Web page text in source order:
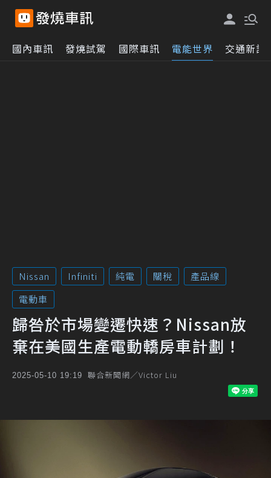
國內車訊 發燒試駕 國際車訊 電能世界 交通新訊
Nissan Infiniti 純電 關稅
產品線
電動車
歸咎於市場變遷快速？Nissan放
棄在美國生產電動轎房車計劃！
2025-05-10 19:19 聯合新聞網／Victor Liu